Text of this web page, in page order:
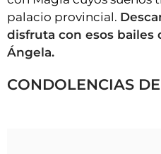
palacio provincial.
disfruta con esos bailes
Ángela.
CONDOLENCIAS